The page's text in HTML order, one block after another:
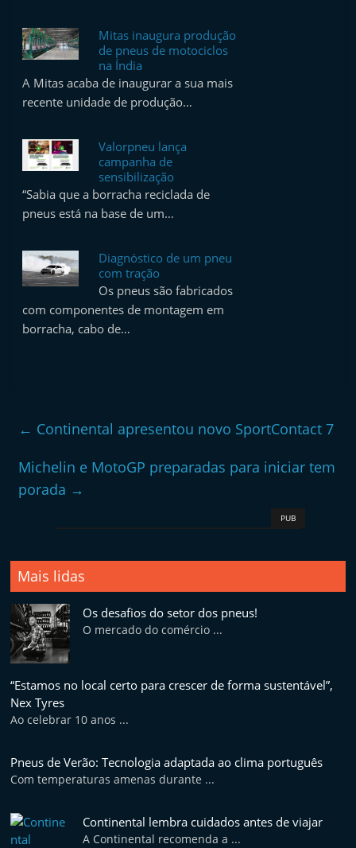
Mitas inaugura produção
de pneus de motociclos
na Índia
A Mitas acaba de inaugurar a sua mais
recente unidade de produção…
Valorpneu lança
campanha de
sensibilização
“Sabia que a borracha reciclada de
pneus está na base de um…
Diagnóstico de um pneu
com tração
Os pneus são fabricados
com componentes de montagem em
borracha, cabo de…
← Continental apresentou novo SportContact 7
Michelin e MotoGP preparadas para iniciar tem
porada →
PUB
Mais lidas
Os desafios do setor dos pneus!
O mercado do comércio ...
“Estamos no local certo para crescer de forma sustentável”,
Nex Tyres
Ao celebrar 10 anos ...
Pneus de Verão: Tecnologia adaptada ao clima português
Com temperaturas amenas durante ...
Continental lembra cuidados antes de viajar
A Continental recomenda a ...